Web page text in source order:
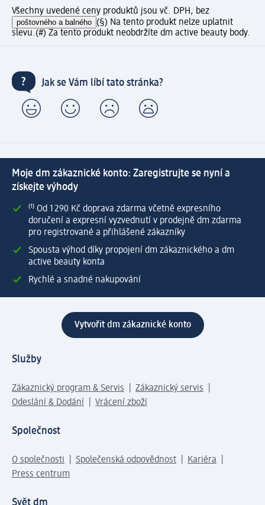
Všechny uvedené ceny produktů jsou vč. DPH, bez
poštovného a balného (§) Na tento produkt nelze uplatnit
slevu.(#) Za tento produkt neobdržíte dm active beauty body.
Jak se Vám líbí tato stránka?
Moje dm zákaznické konto: Zaregistrujte se nyní a
získejte výhody
⁽¹⁾ Od 1 290 Kč doprava zdarma včetně expresního
doručení a expresní vyzvednutí v prodejně dm zdarma
pro registrované a přihlášené zákazníky
Spousta výhod díky propojení dm zákaznického a dm
active beauty konta
Rychlé a snadné nakupování
Vytvořit dm zákaznické konto
Služby
Zákaznický program & Servis
Zákaznický servis
Odeslání & Dodání
Vrácení zboží
Společnost
O společnosti Společenská odpovědnost
Kariéra
Press centrum
Svět dm